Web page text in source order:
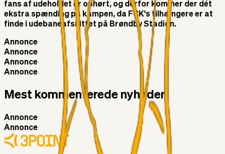
fans af udeholdet er ophørt, og derfor kommer der dét
ekstra spænding på kampen, da FCK's tilhængere er at
finde i udebaneafsnittet på Brøndby Stadion.
Annonce
Annonce
Annonce
Annonce
Mest kommenterede nyheder
Annonce
Annonce